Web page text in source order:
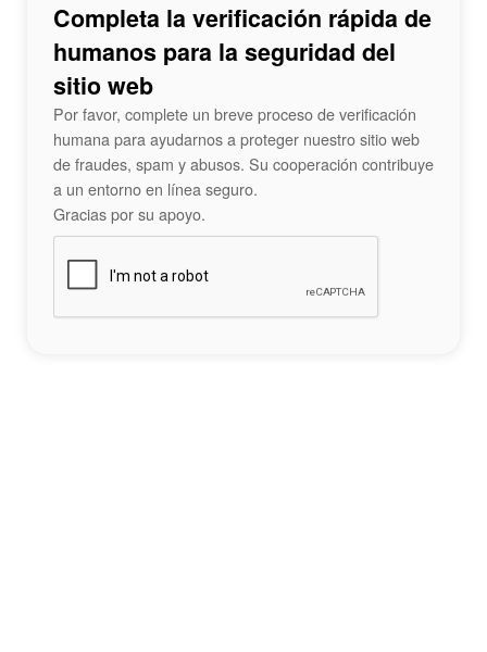
Completa la verificación rápida de
humanos para la seguridad del
sitio web
Por favor, complete un breve proceso de verificación
humana para ayudarnos a proteger nuestro sitio web
de fraudes, spam y abusos. Su cooperación contribuye
a un entorno en línea seguro.
Gracias por su apoyo.